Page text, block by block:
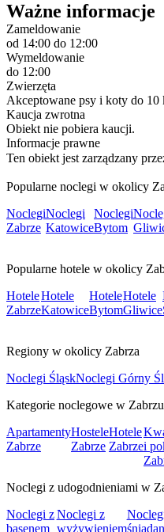
Ważne informacje
Zameldowanie
od 14:00 do 12:00
Wymeldowanie
do 12:00
Zwierzęta
Akceptowane psy i koty do 10
Kaucja zwrotna
Obiekt nie pobiera kaucji.
Informacje prawne
Ten obiekt jest zarządzany
Popularne noclegi w okolicy
Noclegi
Zabrze
Noclegi
Katowice
Noclegi
Bytom
Popularne hotele w okolicy
Hotele
Zabrze
Hotele
Katowice
Hotele
Bytom
Hotele
Gliwice
Regiony w okolicy Zabrza
Noclegi ŚląskNoclegi Górny
Kategorie noclegowe w Zabrzu
Apartamenty
Zabrze
Hostele
Zabrze
Hotele
Zabrzei
Noclegi z udogodnieniami w
Noclegi z
basenem
Noclegi z
wyżywieniem